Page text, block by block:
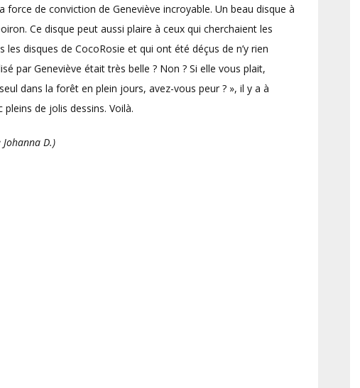
de conviction de Geneviève incroyable. Un beau disque à
Ce disque peut aussi plaire à ceux qui cherchaient les
disques de CocoRosie et qui ont été déçus de n’y rien
par Geneviève était très belle ? Non ? Si elle vous plait,
dans la forêt en plein jours, avez-vous peur ? », il y a à
de jolis dessins. Voilà.
Johanna D.)